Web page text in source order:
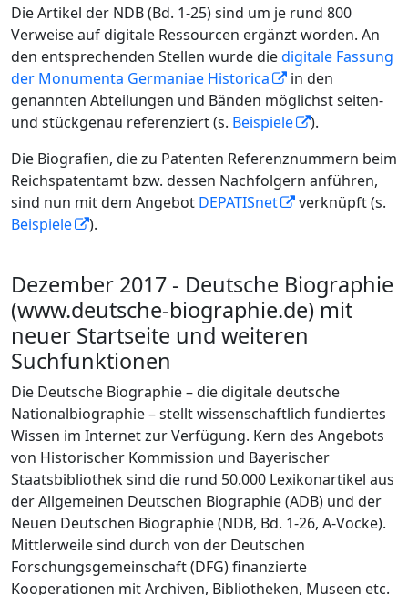
Die Artikel der NDB (Bd. 1-25) sind um je rund 800
Verweise auf digitale Ressourcen ergänzt worden. An
den entsprechenden Stellen wurde diedigitale Fassung
der Monumenta Germaniae Historica
in den
genannten Abteilungen und Bänden möglichst seiten-
und stückgenau referenziert (s. Beispiele
).
Die Biografien, die zu Patenten Referenznummern beim
Reichspatentamt bzw. dessen Nachfolgern anführen,
sind nun mit dem Angebot DEPATISnet
verknüpft (s.
Beispiele
).
Dezember 2017 - Deutsche Biographie
(www.deutsche-biographie.de) mit
neuer Startseite und weiteren
Suchfunktionen
Die Deutsche Biographie – die digitale deutsche
Nationalbiographie – stellt wissenschaftlich fundiertes
Wissen im Internet zur Verfügung. Kern des Angebots
von Historischer Kommission und Bayerischer
Staatsbibliothek sind die rund 50.000 Lexikonartikel aus
der Allgemeinen Deutschen Biographie (ADB) und der
Neuen Deutschen Biographie (NDB, Bd. 1-26, A-Vocke).
Mittlerweile sind durch von der Deutschen
Forschungsgemeinschaft (DFG) finanzierte
Kooperationen mit Archiven, Bibliotheken, Museen etc.